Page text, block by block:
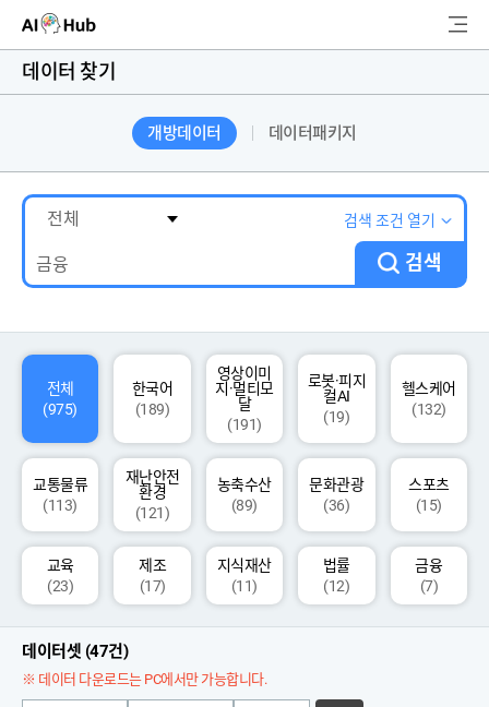
AI-Hub
AI 데이터찾기
AI 허브소개
AI 개발지원
고객지원
색
데이터 찾기
개방데이터 데이터패키지
검색 조건 열기
검색
전체
(975)
한국어
(189)
영상이미
지·멀티모
달
(191)
로봇·피지
컬AI
(19)
헬스케어
(132)
교통물류
(113)
재난안전
환경
(121)
농축수산
(89)
문화관광
(36)
스포츠
(15)
교육
(23)
제조
(17)
지식재산
(11)
법률
(12)
금융
(7)
데이터셋 (47건)
※ 데이터 다운로드는 PC에서만 가능합니다.